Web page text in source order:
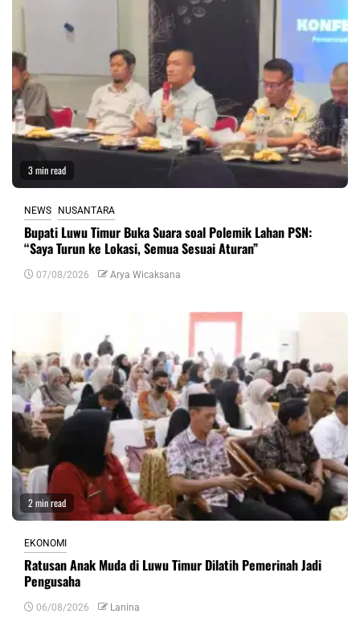
3 min read
NEWS NUSANTARA
Bupati Luwu Timur Buka Suara soal Polemik Lahan PSN:
“Saya Turun ke Lokasi, Semua Sesuai Aturan”
07/08/2026 Arya Wicaksana
2 min read
EKONOMI
Ratusan Anak Muda di Luwu Timur Dilatih Pemerinah Jadi
Pengusaha
06/08/2026 Lanina